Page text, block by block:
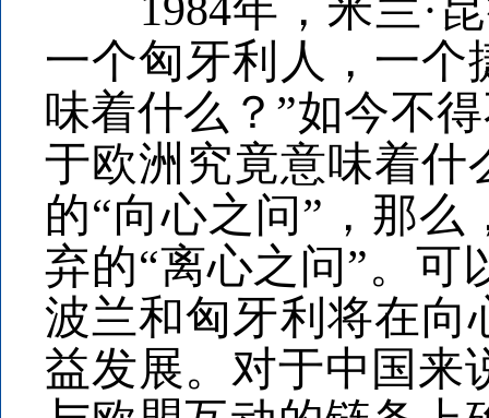
一个匈牙利人，一个
味着什么？”如今不
于欧洲究竟意味着什
的“向心之问”，那
弃的“离心之问”。可
波兰和匈牙利将在向
益发展。对于中国来